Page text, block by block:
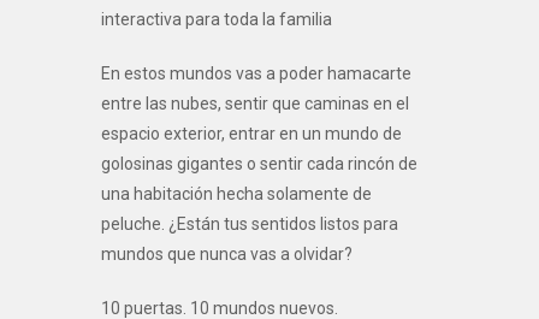
interactiva para toda la familia
En estos mundos vas a poder hamacarte
entre las nubes, sentir que caminas en el
espacio exterior, entrar en un mundo de
golosinas gigantes o sentir cada rincón de
una habitación hecha solamente de
peluche. ¿Están tus sentidos listos para
mundos que nunca vas a olvidar?
10 puertas. 10 mundos nuevos.